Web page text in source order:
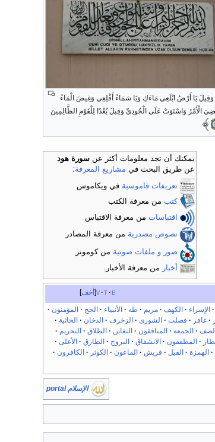
وَقِيلَ يَا أَرْضُ ابْلَعِي مَاءَكِ وَيَا سَمَاءُ أَقْلِعِي وَغِيضَ الْمَاءُ
الْأَمْرُ وَاسْتَوَتْ عَلَى الْجُودِيِّ وَقِيلَ بُعْدًا لِلْقَوْمِ الظَّالِمِينَ
يمكنك أن تجد معلومات أكثر عنسورة هود
عن طريق البحث في مشاريع المعرفة:
تعريفات قاموسية في ويكاموس
كتب من معرفة الكتب
اقتباسات من معرفة الاقتباس
نصوص مصدرية من معرفة المصادر
صور و ملفات صوتية من كومونز
أخبار
من معرفة الأخبار.
أخف v t e
الإسراء الكهف مريم طه الأنبياء الحج
المؤمنون
غافر فصلت الشورى الزخرف الدخان
الجاثية
الصف الجمعة المنافقون التغابن الطلاق
التحريم
المطففون الانشقاق البروج الطارق
الأعلى
الهمزة الفيل قريش الماعون الكوثر
الكافرون
الإسلام portal